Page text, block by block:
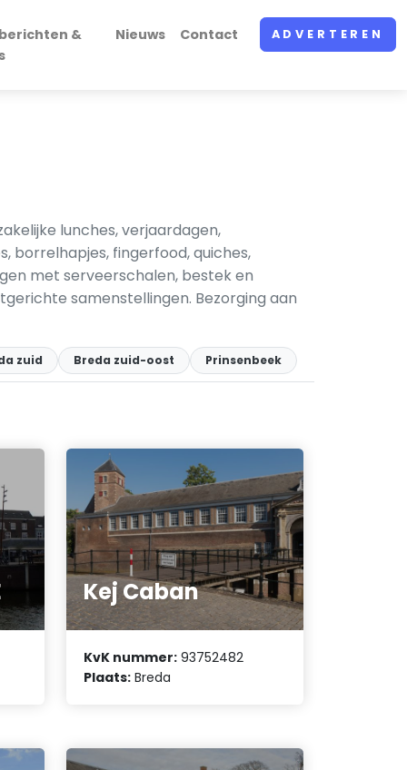
&
Nieuws Contact ADVERTEREN
lunches, verjaardagen,
borrelhapjes, fingerfood, quiches,
met serveerschalen, bestek en
samenstellingen. Bezorging aan
zuid Breda zuid-oost Prinsenbeek
Kej Caban
KvK nummer: 93752482
Plaats: Breda